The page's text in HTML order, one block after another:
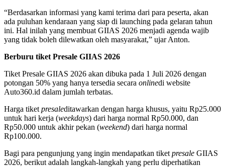
“Berdasarkan informasi yang kami terima dari para peserta, akan
ada puluhan kendaraan yang siap di launching pada gelaran tahun
ini. Hal inilah yang membuat GIIAS 2026 menjadi agenda wajib
yang tidak boleh dilewatkan oleh masyarakat,” ujar Anton.
Berburu tiket Presale GIIAS 2026
Tiket Presale GIIAS 2026 akan dibuka pada 1 Juli 2026 dengan
potongan 50% yang hanya tersedia secara onlinedi website
Auto360.id dalam jumlah terbatas.
Harga tiket presaleditawarkan dengan harga khusus, yaitu Rp25.000
untuk hari kerja (weekdays) dari harga normal Rp50.000, dan
Rp50.000 untuk akhir pekan (weekend) dari harga normal
Rp100.000.
Bagi para pengunjung yang ingin mendapatkan tiket presale GIIAS
2026, berikut adalah langkah-langkah yang perlu diperhatikan